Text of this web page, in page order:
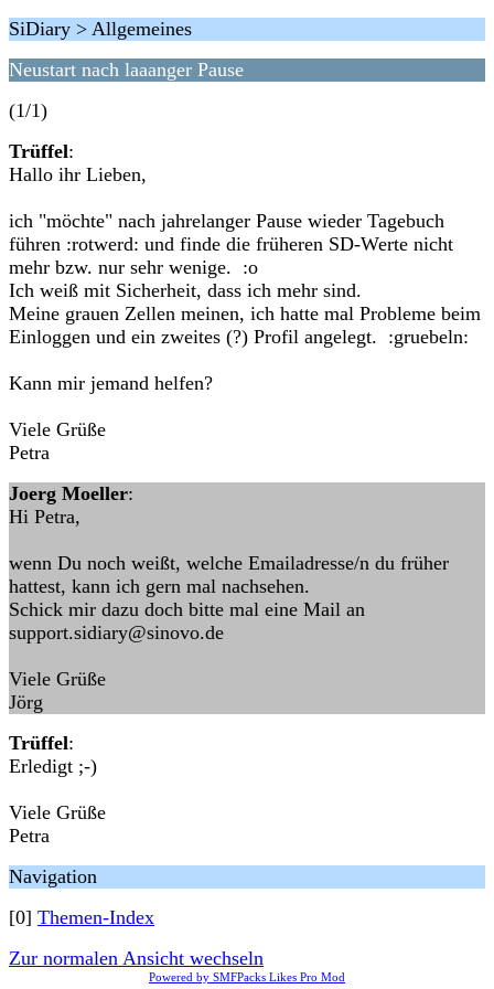
SiDiary > Allgemeines
Neustart nach laaanger Pause
(1/1)
Trüffel:
Hallo ihr Lieben,
ich "möchte" nach jahrelanger Pause wieder Tagebuch
führen :rotwerd: und finde die früheren SD-Werte nicht
mehr bzw. nur sehr wenige. :o
Ich weiß mit Sicherheit, dass ich mehr sind.
Meine grauen Zellen meinen, ich hatte mal Probleme beim
Einloggen und ein zweites (?) Profil angelegt. :gruebeln:
Kann mir jemand helfen?
Viele Grüße
Petra
Joerg Moeller:
Hi Petra,
wenn Du noch weißt, welche Emailadresse/n du früher
hattest, kann ich gern mal nachsehen.
Schick mir dazu doch bitte mal eine Mail an
support.sidiary@sinovo.de
Viele Grüße
Jörg
Trüffel:
Erledigt ;-)
Viele Grüße
Petra
Navigation
[0] Themen-Index
Zur normalen Ansicht wechseln
Powered by SMFPacks Likes Pro Mod